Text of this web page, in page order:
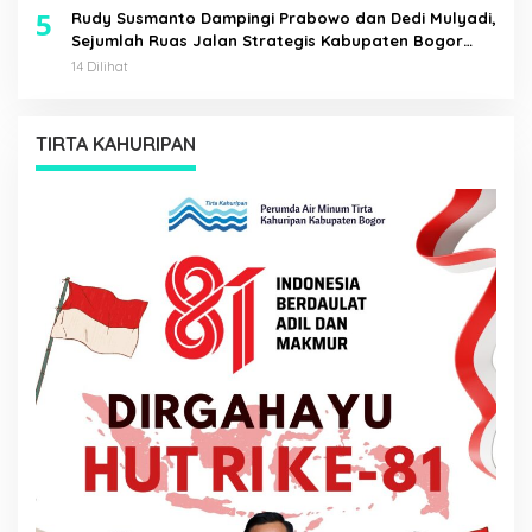
5
Rudy Susmanto Dampingi Prabowo dan Dedi Mulyadi,
Sejumlah Ruas Jalan Strategis Kabupaten Bogor
Diresmikan
14 Dilihat
TIRTA KAHURIPAN